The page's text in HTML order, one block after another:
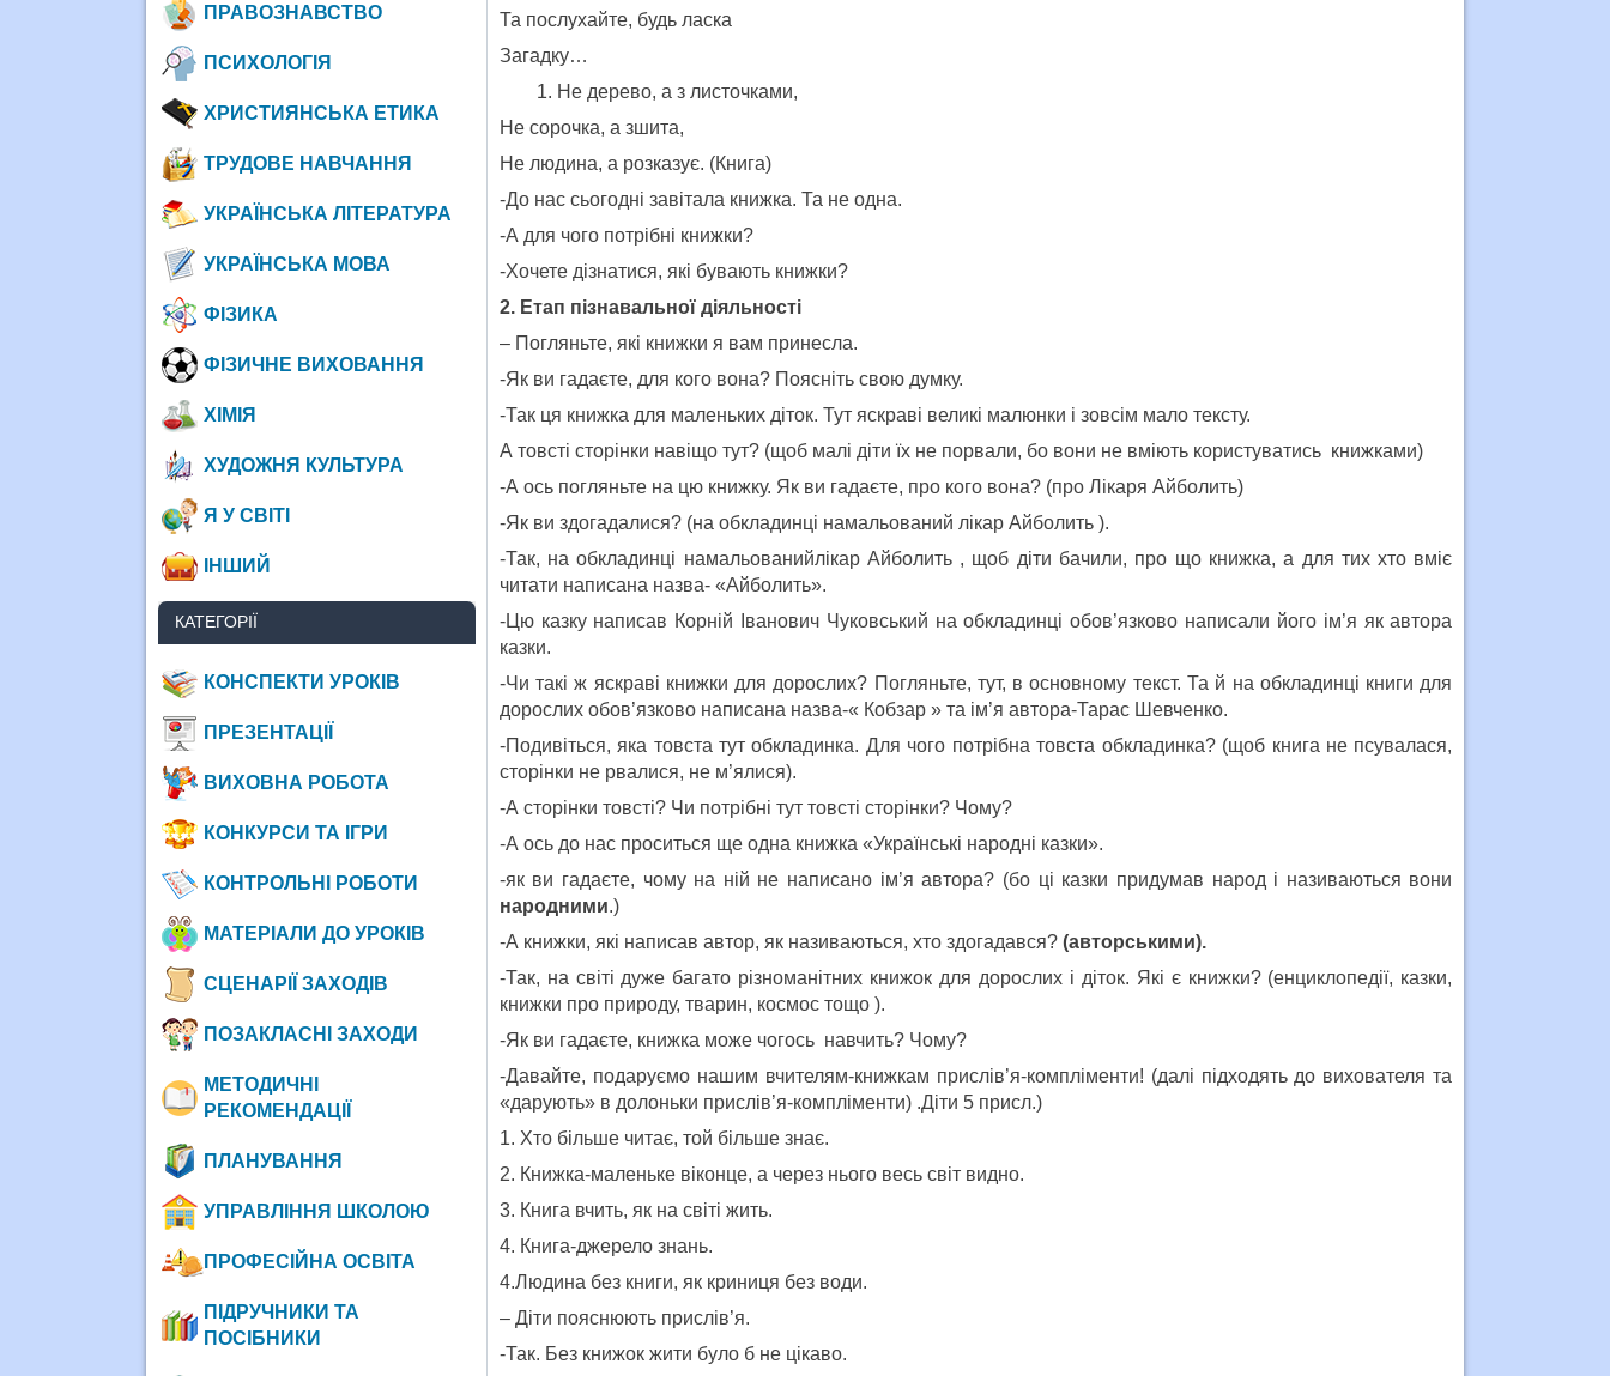
Та послухайте, будь ласка
Загадку…
Не дерево, а з листочками,
Не сорочка, а зшита,
Не людина, а розказує. (Книга)
-До нас сьогодні завітала книжка. Та не одна.
-А для чого потрібні книжки?
-Хочете дізнатися, які бувають книжки?
2. Етап пізнавальної діяльності
– Погляньте, які книжки я вам принесла.
-Як ви гадаєте, для кого вона? Поясніть свою думку.
-Так ця книжка для маленьких діток. Тут яскраві великі малюнки і зовсім мало тексту.
А товсті сторінки навіщо тут? (щоб малі діти їх не порвали, бо вони не вміють користуватись книжками)
-А ось погляньте на цю книжку. Як ви гадаєте, про кого вона? (про Лікаря Айболить)
-Як ви здогадалися? (на обкладинці намальований лікар Айболить ).
-Так, на обкладинці намальованийлікар Айболить , щоб діти бачили, про що книжка, а для тих хто вміє
читати написана назва- «Айболить».
-Цю казку написав Корній Іванович Чуковський на обкладинці обов’язково написали його ім’я як автора
казки.
-Чи такі ж яскраві книжки для дорослих? Погляньте, тут, в основному текст. Та й на обкладинці книги для
дорослих обов’язково написана назва-« Кобзар » та ім’я автора-Тарас Шевченко.
-Подивіться, яка товста тут обкладинка. Для чого потрібна товста обкладинка? (щоб книга не псувалася,
сторінки не рвалися, не м’ялися).
-А сторінки товсті? Чи потрібні тут товсті сторінки? Чому?
-А ось до нас проситься ще одна книжка «Українські народні казки».
-як ви гадаєте, чому на ній не написано ім’я автора? (бо ці казки придумав народ і називаються вони
народними.)
-А книжки, які написав автор, як називаються, хто здогадався? (авторськими).
-Так, на світі дуже багато різноманітних книжок для дорослих і діток. Які є книжки? (енциклопедії, казки,
книжки про природу, тварин, космос тощо ).
-Як ви гадаєте, книжка може чогось навчить? Чому?
-Давайте, подаруємо нашим вчителям-книжкам прислів’я-компліменти! (далі підходять до вихователя та
«дарують» в долоньки прислів’я-компліменти) .Діти 5 присл.)
1. Хто більше читає, той більше знає.
2. Книжка-маленьке віконце, а через нього весь світ видно.
3. Книга вчить, як на світі жить.
4. Книга-джерело знань.
4.Людина без книги, як криниця без води.
– Діти пояснюють прислів’я.
-Так. Без книжок жити було б не цікаво.
ПРАВОЗНАВСТВО
ПСИХОЛОГІЯ
ХРИСТИЯНСЬКА ЕТИКА
ТРУДОВЕ НАВЧАННЯ
УКРАЇНСЬКА ЛІТЕРАТУРА
УКРАЇНСЬКА МОВА
ФІЗИКА
ФІЗИЧНЕ ВИХОВАННЯ
ХІМІЯ
ХУДОЖНЯ КУЛЬТУРА
Я У СВІТІ
ІНШИЙ
КАТЕГОРІЇ
КОНСПЕКТИ УРОКІВ
ПРЕЗЕНТАЦІЇ
ВИХОВНА РОБОТА
КОНКУРСИ ТА ІГРИ
КОНТРОЛЬНІ РОБОТИ
МАТЕРІАЛИ ДО УРОКІВ
СЦЕНАРІЇ ЗАХОДІВ
ПОЗАКЛАСНІ ЗАХОДИ
МЕТОДИЧНІ
РЕКОМЕНДАЦІЇ
ПЛАНУВАННЯ
УПРАВЛІННЯ ШКОЛОЮ
ПРОФЕСІЙНА ОСВІТА
ПІДРУЧНИКИ ТА
ПОСІБНИКИ